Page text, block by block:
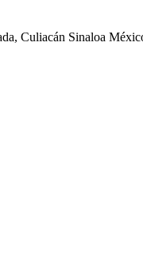
Culiacán Sinaloa